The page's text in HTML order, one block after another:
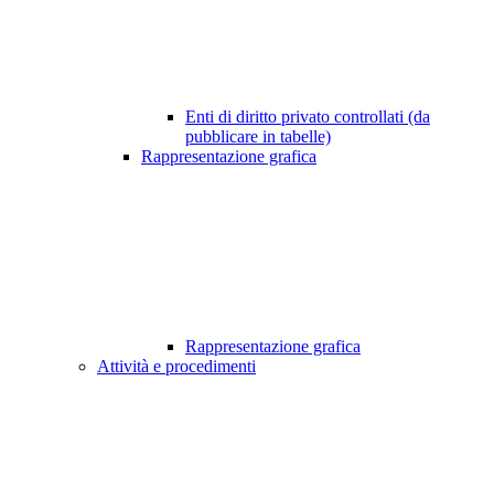
Enti di diritto privato controllati (da
pubblicare in tabelle)
Rappresentazione grafica
Rappresentazione grafica
Attività e procedimenti